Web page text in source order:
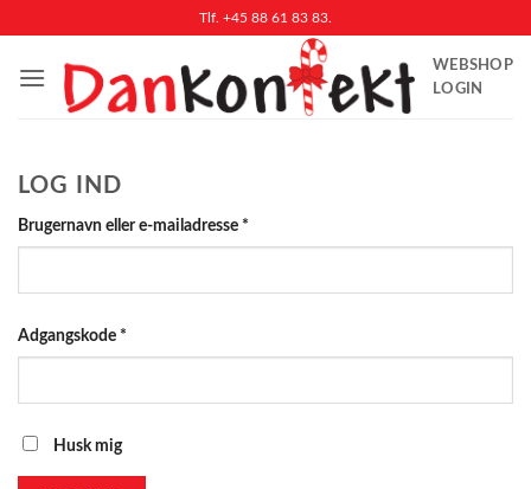
indhold
Tlf. +45 88 61 83 83.
WEBSHOP
LOGIN
LOG IND
Brugernavn eller e-mailadresse *
Adgangskode *
Husk mig